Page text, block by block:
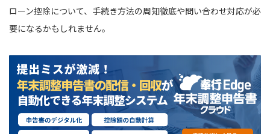
ローン控除について、手続き方法の周知徹底や問い合わせ対応が必
要になるかもしれません。